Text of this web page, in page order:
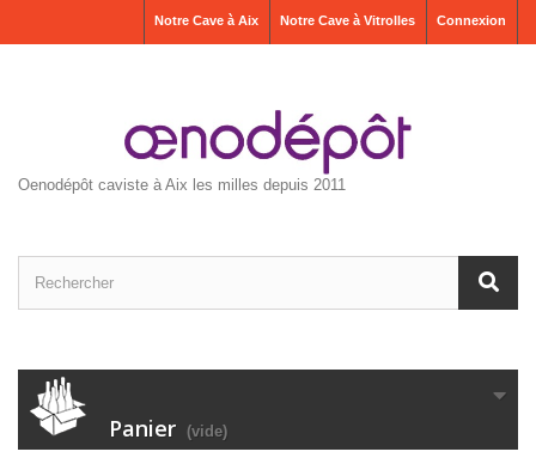
Connexion
Notre Cave à Vitrolles
Notre Cave à Aix
Oenodépôt caviste à Aix les milles depuis 2011
Panier (vide)